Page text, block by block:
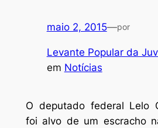
maio 2, 2015—por
Levante Popular da
em Notícias
O deputado federal Lelo
foi alvo de um escracho